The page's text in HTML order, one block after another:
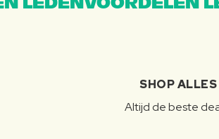
LEDENVOORDELEN
SHOP
Altijd de beste